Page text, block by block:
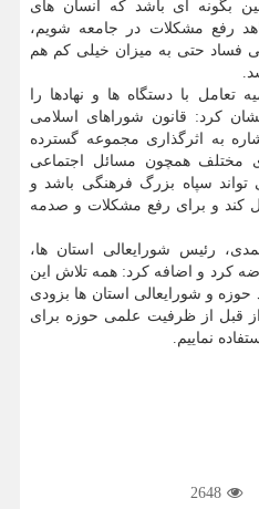
بگونه ای باشد که انسان های
رفع مشکلات در جامعه شویم،
فساد حتی به میزان خیلی کم هم
تعامل با دستگاه ها و نهادها را
کرد: قانون شوراهای اسلامی
به اثرگذاری مجموعه گسترده
مختلف همچون مسائل اجتماعی
سپاه بزرگ فرهنگی باشد و
کند و برای رفع مشکلات و صدمه
رئیس شورایعالی استان ها،
کرد و اضافه کرد: همه تلاش این
حوزه و شورایعالی استان ها بزودی
از قبل از ظرفیت علمی حوزه برای
نماییم.
2648